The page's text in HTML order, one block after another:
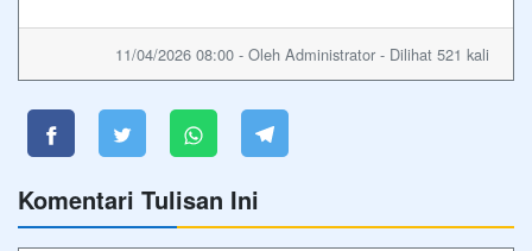
11/04/2026 08:00 - Oleh Administrator - Dilihat 521 kali
Komentari Tulisan Ini